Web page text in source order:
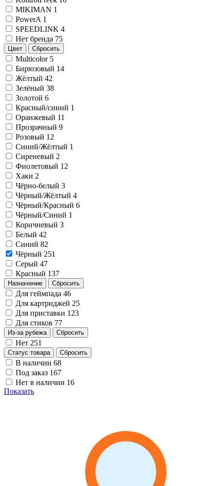
MIKIMAN 1
PowerA 1
SPEEDLINK 4
Нет бренда 75
Цвет Сбросить
Multicolor 5
Бирюзовый 14
Жёлтый 42
Зелёный 38
Золотой 6
Красный/синий 1
Оранжевый 11
Прозрачный 9
Розовый 12
Синий/Жёлтый 1
Сиреневый 2
Фиолетовый 12
Хаки 2
Чёрно-белый 3
Чёрный/Жёлтый 4
Чёрный/Красный 6
Чёрный/Синий 1
Коричневый 3
Белый 42
Синий 82
Чёрный 251
Серый 47
Красный 137
Назначение Сбросить
Для геймпада 46
Для картриджей 25
Для приставки 123
Для стиков 77
Из-за рубежа Сбросить
Нет 251
Статус товара Сбросить
В наличии 68
Под заказ 167
Нет в наличии 16
Показать